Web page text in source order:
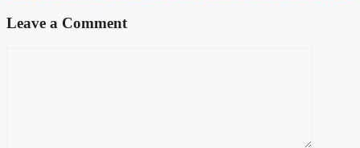
Leave a Comment